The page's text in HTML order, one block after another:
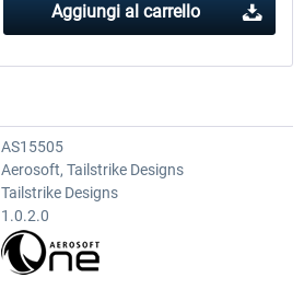
Aggiungi al carrello
AS15505
Aerosoft, Tailstrike Designs
Tailstrike Designs
1.0.2.0